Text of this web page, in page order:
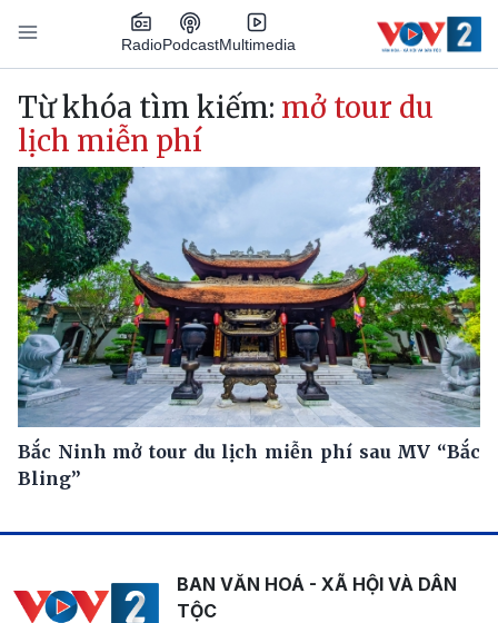
Nhảy đến nội dung
RadioPodcastMultimedia
Main navigation
Từ khóa tìm kiếm: mở tour du
lịch miễn phí
Bắc Ninh mở tour du lịch miễn phí sau MV “Bắc
Bling”
BAN VĂN HOÁ - XÃ HỘI VÀ DÂN
TỘC